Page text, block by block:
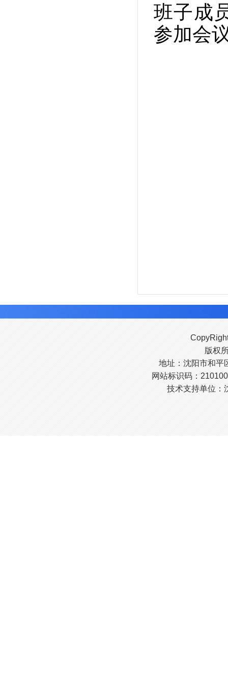
班子成
参加会
版权
地址：沈阳市和平
网站标识码：
技术支持单位：